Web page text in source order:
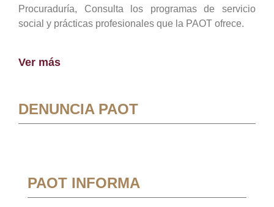
Procuraduría, Consulta los programas de servicio
social y prácticas profesionales que la PAOT ofrece.
Ver más
DENUNCIA PAOT
PAOT INFORMA